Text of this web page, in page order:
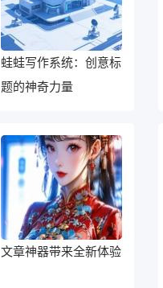
蛙蛙写作系统：创意标
题的神奇力量
文章神器带来全新体验